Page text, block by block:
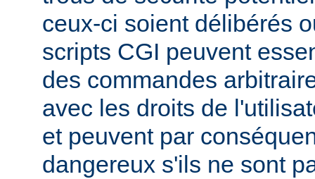
ceux-ci soient délibérés
scripts CGI peuvent
des commandes
avec les droits de
et peuvent par
dangereux s'ils ne sont